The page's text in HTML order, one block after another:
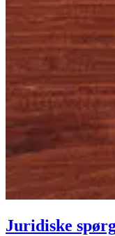
Juridiske